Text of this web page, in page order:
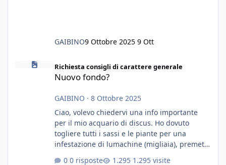
GAIBINO9 Ottobre 2025 9 Ott
Nuovo fondo?
Richiesta consigli di carattere generale
Nuovo fondo?
GAIBINO · 8 Ottobre 2025
Ciao, volevo chiedervi una info importante
per il mio acquario di discus. Ho dovuto
togliere tutti i sassi e le piante per una
infestazione di lumachine (migliaia), premetto
0 risposte 1.295 visite